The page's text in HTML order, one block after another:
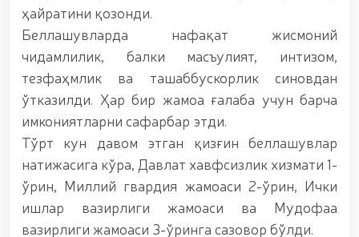
қўмондони генерал-полковник B.Tashmatov илк
манзилли ишларини Юнусобод туманида амалга
оширди. // Самарқанд ва Бухоро вилояталарида
хавфсиз муҳитни яратиш ва жамоат
хавфсизлигини ишончли таъминлаш бўйича
манзилли ишлар амалга оширилди. // Ёшлар
сиёсатига оид устувор вазифалар доимий
эътиборда. // Миллий гвардия қўмондони генерал-
полковник B.Tashmatov Ўзбекистон ҳуқуқни
муҳофаза қилиш органларининг Қўл жанги
федерацияси раиси этиб сайланди. // Миллий
гвардия шахсий таркибининг жанговар салоҳияти,
жисмоний ва маънавий тайёргарлигини
мустаҳкамлаш ҳамда замон талабларига мос
ҳайратини қозонди.
Беллашувларда нафақат жисмоний
чидамлилик, балки масъулият, интизом,
тезфаҳмлик ва ташаббускорлик синовдан
ўтказилди. Ҳар бир жамоа ғалаба учун барча
имкониятларни сафарбар этди.
Тўрт кун давом этган қизғин беллашувлар
натижасига кўра, Давлат хавфсизлик хизмати 1-
ўрин, Миллий гвардия жамоаси 2-ўрин, Ички
ишлар вазирлиги жамоаси ва Мудофаа
вазирлиги жамоаси 3-ўринга сазовор бўлди.